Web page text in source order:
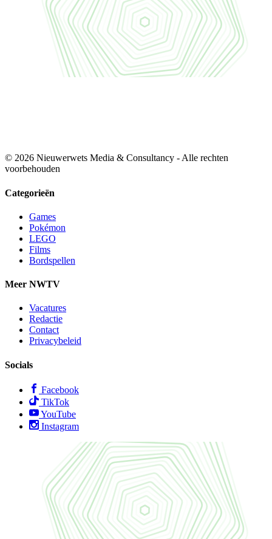
© 2026 Nieuwerwets Media & Consultancy - Alle rechten
voorbehouden
Categorieën
Games
Pokémon
LEGO
Films
Bordspellen
Meer NWTV
Vacatures
Redactie
Contact
Privacybeleid
Socials
Facebook
TikTok
YouTube
Instagram